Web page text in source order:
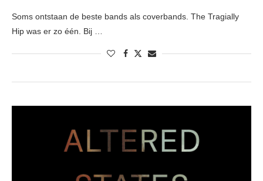
Soms ontstaan de beste bands als coverbands. The Tragially
Hip was er zo één. Bij …